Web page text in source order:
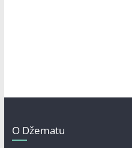
O Džematu